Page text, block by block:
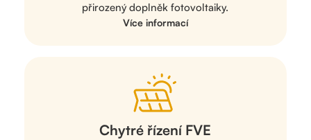
přirozený doplněk fotovoltaiky.
Více informací
Chytré řízení FVE